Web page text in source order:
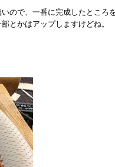
ので、一番に完成したところ
とかはアップしますけどね。